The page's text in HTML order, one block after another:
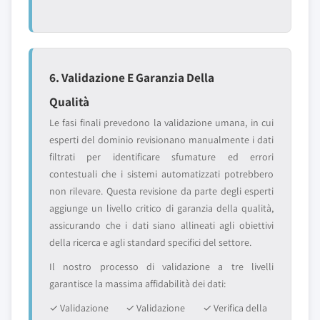
6. Validazione E Garanzia Della
Qualità
Le fasi finali prevedono la validazione umana, in cui
esperti del dominio revisionano manualmente i dati
filtrati per identificare sfumature ed errori
contestuali che i sistemi automatizzati potrebbero
non rilevare. Questa revisione da parte degli esperti
aggiunge un livello critico di garanzia della qualità,
assicurando che i dati siano allineati agli obiettivi
della ricerca e agli standard specifici del settore.
Il nostro processo di validazione a tre livelli
garantisce la massima affidabilità dei dati:
✓ Validazione
✓ Validazione
✓ Verifica della